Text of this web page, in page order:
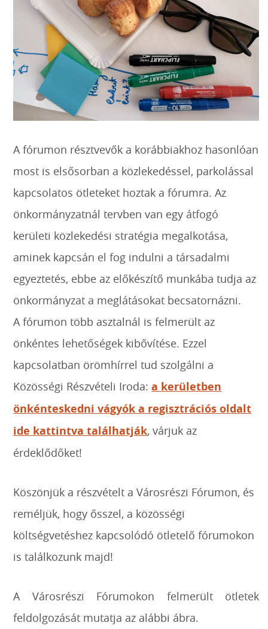
A fórumon résztvevők a korábbiakhoz hasonlóan
most is elsősorban a közlekedéssel, parkolással
kapcsolatos ötleteket hoztak a fórumra. Az
önkormányzatnál tervben van egy átfogó
kerületi közlekedési stratégia megalkotása,
aminek kapcsán el fog indulni a társadalmi
egyeztetés, ebbe az előkészítő munkába tudja az
önkormányzat a meglátásokat becsatornázni.
A fórumon több asztalnál is felmerült az
önkéntes lehetőségek kibővítése. Ezzel
kapcsolatban örömhírrel tud szolgálni a
Közösségi Részvételi Iroda:a kerületben
önkénteskedni vágyók a regisztrációs oldalt
ide kattintva találhatják, várjuk az
érdeklődőket!
Köszönjük a részvételt a Városrészi Fórumon, és
reméljük, hogy ősszel, a közösségi
költségvetéshez kapcsolódó ötletelő fórumokon
is találkozunk majd!
A Városrészi Fórumokon felmerült ötletek
feldolgozását mutatja az alábbi ábra.